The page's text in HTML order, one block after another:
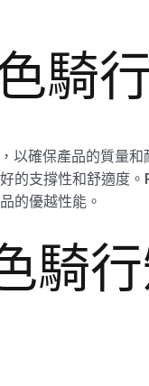
騎
以確保產品的質量
的支撐性和舒適度。
的優越性能。
騎